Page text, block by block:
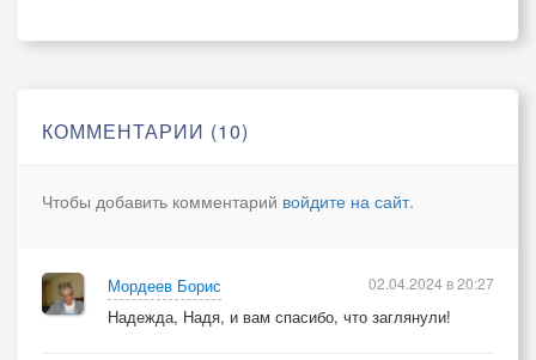
КОММЕНТАРИИ (10)
Чтобы добавить комментарий войдите на сайт.
Мордеев Борис
Надежда, Надя, и вам спасибо, что заглянули!
02.04.2024 в 20:27